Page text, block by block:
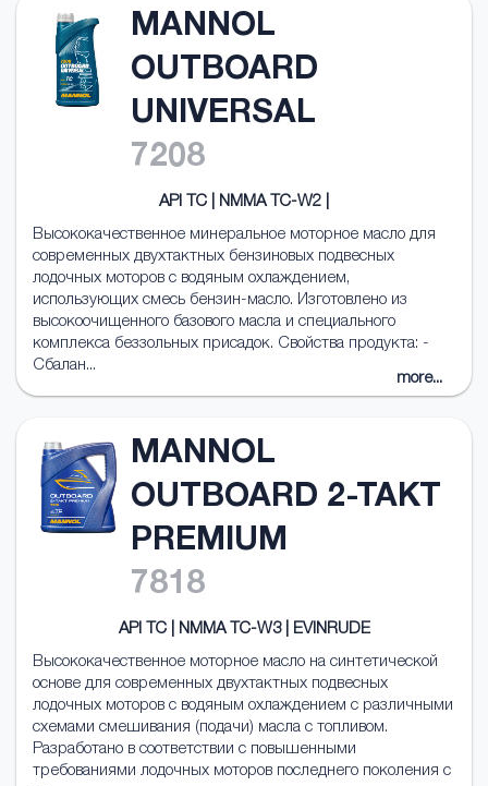
MANNOL
OUTBOARD
UNIVERSAL
7208
API TC | NMMA TC-W2 |
Высококачественное минеральное моторное масло для
современных двухтактных бензиновых подвесных
лодочных моторов с водяным охлаждением,
использующих смесь бензин-масло. Изготовлено из
высокоочищенного базового масла и специального
комплекса беззольных присадок. Свойства продукта: -
Сбалан...
more...
MANNOL
OUTBOARD 2-TAKT
PREMIUM
7818
API TC | NMMA TC-W3 | EVINRUDE
Высококачественное моторное масло на синтетической
основе для современных двухтактных подвесных
лодочных моторов с водяным охлаждением c различными
схемами смешивания (подачи) масла с топливом.
Разработано в соответствии с повышенными
требованиями лодочных моторов последнего поколения с